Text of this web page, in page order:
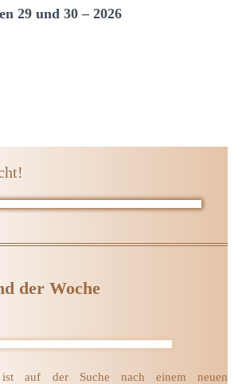
29 und 30 – 2026
der Woche
auf der Suche nach einem neuen